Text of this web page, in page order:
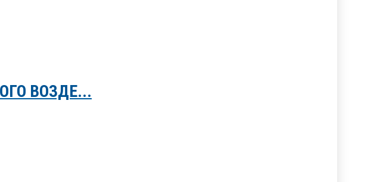
ВОЗДЕ...